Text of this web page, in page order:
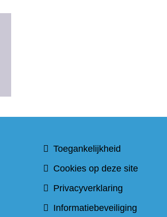
Toegankelijkheid
Cookies op deze site
Privacyverklaring
Informatiebeveiliging